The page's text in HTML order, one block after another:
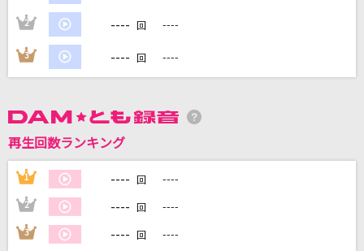
DAMの新曲・ランキングなど
カラオケ最新情報をチェック！
カラオケをもっと楽しもう！
2 ---- 回 ----
3 ---- 回 ----
再生回数ランキング
1 ---- 回 ----
2 ---- 回 ----
3 ---- 回 ----